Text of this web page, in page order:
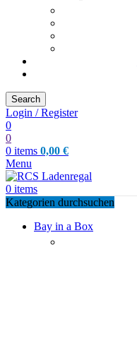
Search
Login / Register
0
0
0 items 0,00 €
Menu
0 items
Kategorien durchsuchen
Bay in a Box